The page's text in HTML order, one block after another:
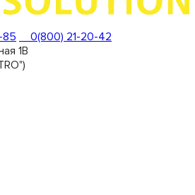
85
0(800) 21-20-42
1В